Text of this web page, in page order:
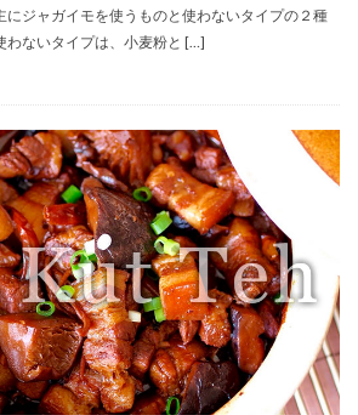
にジャガイモを使うものと使わないタイプの２種
わないタイプは、小麦粉と […]